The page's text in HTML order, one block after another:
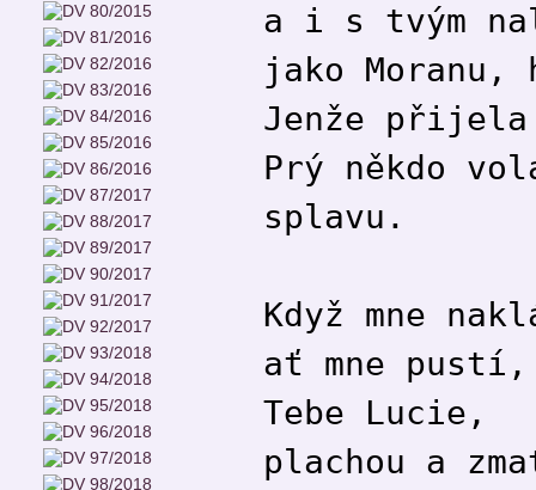
a i s tvým
jako
Jenže
Prý někdo
splavu.
Když mne
ať mne
Tebe Lucie,
plachou a